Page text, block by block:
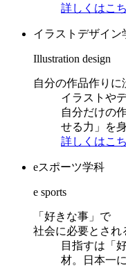
詳しくはこ
イラストデザイン
Illustration design
自分の作品作りに
イラストや
自分だけの
せる力」を
詳しくはこ
eスポーツ学科
e sports
「好きな事」で
社会に必要とされ
目指すは「
材。日本一